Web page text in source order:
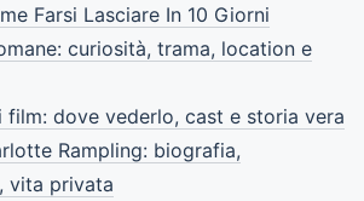
Farsi Lasciare In 10 Giorni
curiosità, trama, location e
film: dove vederlo, cast e storia vera
Rampling: biografia,
vita privata